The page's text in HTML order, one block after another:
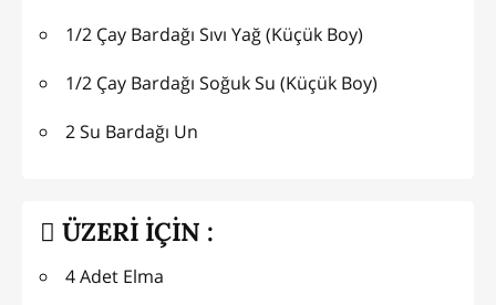
1/2 Çay Bardağı Sıvı Yağ (Küçük Boy)
1/2 Çay Bardağı Soğuk Su (Küçük Boy)
2 Su Bardağı Un
ÜZERİ İÇİN :
4 Adet Elma